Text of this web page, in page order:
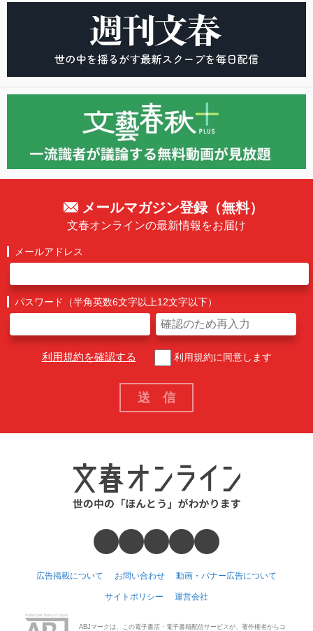
メールマガジン登録（無料）
文春オンラインの最新情報をお届け
メールアドレス
パスワード（半角英数6文字以上12文字以下）
利用規約を確認する 利用規約に同意します
広告掲載について お問い合わせ 動画・バナー広告について
サイトポリシー 運営会社
ABJマークは、この電子書店・電子書籍配信サービスが、著作権者からコ